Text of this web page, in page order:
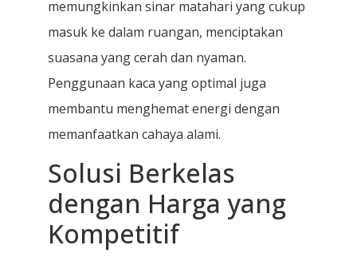
memungkinkan sinar matahari yang cukup
masuk ke dalam ruangan, menciptakan
suasana yang cerah dan nyaman.
Penggunaan kaca yang optimal juga
membantu menghemat energi dengan
memanfaatkan cahaya alami.
Solusi Berkelas
dengan Harga yang
Kompetitif